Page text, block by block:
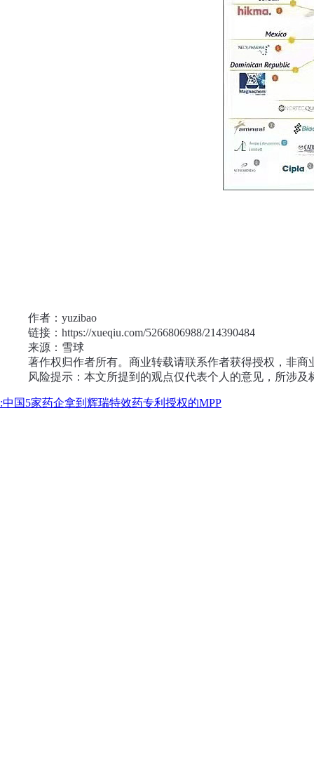
作者：yuzibao
链接：https://xueqiu.com/5266806988/214390484
来源：雪球
著作权归作者所有。商业转载请联系作者获得授权，非商
风险提示：本文所提到的观点仅代表个人的意见，所涉
:中国5家药企拿到辉瑞特效药专利授权的MPP
传真：021-
网址：
邮箱：
版权所有 © 伟信医药（上海）有限公司 未经许可 严禁复制字